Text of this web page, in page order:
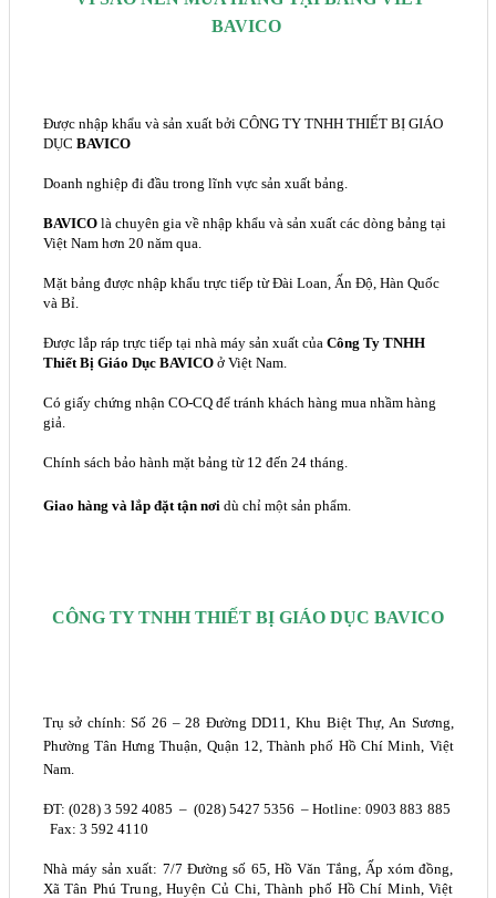
BAVICO
Được nhập khẩu và sản xuất bởi CÔNG TY TNHH THIẾT BỊ GIÁO
DỤC BAVICO
Doanh nghiệp đi đầu trong lĩnh vực sản xuất bảng.
BAVICOlà chuyên gia về nhập khẩu và sản xuất các dòng bảng tại
Việt Nam hơn 20 năm qua.
Mặt bảng được nhập khẩu trực tiếp từ Đài Loan, Ấn Độ, Hàn Quốc
và Bỉ.
Được lắp ráp trực tiếp tại nhà máy sản xuất của Công Ty TNHH
Thiết Bị Giáo Dục BAVICOở Việt Nam.
Có giấy chứng nhận CO-CQ để tránh khách hàng mua nhầm hàng
giả.
Chính sách bảo hành mặt bảng từ 12 đến 24 tháng.
Giao hàng và lắp đặt tận nơidù chỉ một sản phẩm.
CÔNG TY TNHH THIẾT BỊ GIÁO DỤC BAVICO
Trụ sở chính: Số 26 – 28 Đường DD11, Khu Biệt Thự, An Sương,
Phường Tân Hưng Thuận, Quận 12, Thành phố Hồ Chí Minh, Việt
Nam.
ĐT: (028) 3 592 4085 – (028) 5427 5356 – Hotline: 0903 883 885
Fax: 3 592 4110
Nhà máy sản xuất: 7/7 Đường số 65, Hồ Văn Tắng, Ấp xóm đồng,
Xã Tân Phú Trung, Huyện Củ Chi, Thành phố Hồ Chí Minh, Việt